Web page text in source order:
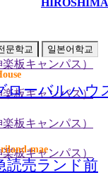
HIROSHIMA
문학교 일본어학교
板キャンパス）
板キャンパス）
板キャンパス）
板キャンパス）
ローバルハウ
mae
読売ランド前